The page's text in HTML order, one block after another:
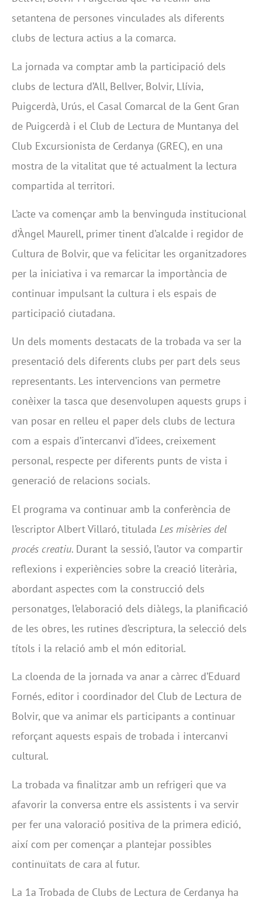
setantena de persones vinculades als diferents
clubs de lectura actius a la comarca.
La jornada va comptar amb la participació dels
clubs de lectura d’All, Bellver, Bolvir, Llívia,
Puigcerdà, Urús, el Casal Comarcal de la Gent Gran
de Puigcerdà i el Club de Lectura de Muntanya del
Club Excursionista de Cerdanya (GREC), en una
mostra de la vitalitat que té actualment la lectura
compartida al territori.
L’acte va començar amb la benvinguda institucional
d’Àngel Maurell, primer tinent d’alcalde i regidor de
Cultura de Bolvir, que va felicitar les organitzadores
per la iniciativa i va remarcar la importància de
continuar impulsant la cultura i els espais de
participació ciutadana.
Un dels moments destacats de la trobada va ser la
presentació dels diferents clubs per part dels seus
representants. Les intervencions van permetre
conèixer la tasca que desenvolupen aquests grups i
van posar en relleu el paper dels clubs de lectura
com a espais d’intercanvi d’idees, creixement
personal, respecte per diferents punts de vista i
generació de relacions socials.
El programa va continuar amb la conferència de
l’escriptor Albert Villaró, titulada Les misèries del
procés creatiu. Durant la sessió, l’autor va compartir
reflexions i experiències sobre la creació literària,
abordant aspectes com la construcció dels
personatges, l’elaboració dels diàlegs, la planificació
de les obres, les rutines d’escriptura, la selecció dels
títols i la relació amb el món editorial.
La cloenda de la jornada va anar a càrrec d’Eduard
Fornés, editor i coordinador del Club de Lectura de
Bolvir, que va animar els participants a continuar
reforçant aquests espais de trobada i intercanvi
cultural.
La trobada va finalitzar amb un refrigeri que va
afavorir la conversa entre els assistents i va servir
per fer una valoració positiva de la primera edició,
així com per començar a plantejar possibles
continuïtats de cara al futur.
La 1a Trobada de Clubs de Lectura de Cerdanya ha